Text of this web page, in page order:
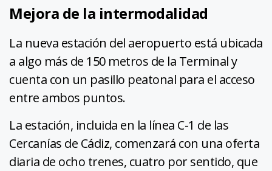
Mejora de la intermodalidad
La nueva estación del aeropuerto está ubicada
a algo más de 150 metros de la Terminal y
cuenta con un pasillo peatonal para el acceso
entre ambos puntos.
La estación, incluida en la línea C-1 de las
Cercanías de Cádiz, comenzará con una oferta
diaria de ocho trenes, cuatro por sentido, que